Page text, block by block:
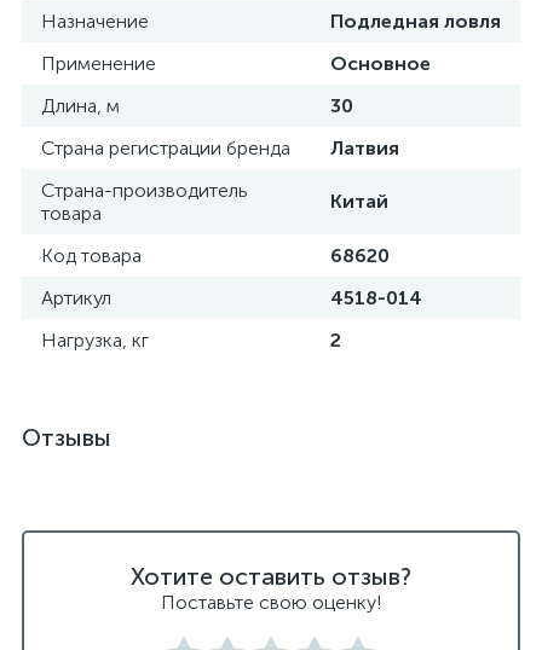
Назначение
Подледная ловля
Применение
Основное
Длина, м
30
Страна регистрации бренда
Латвия
Страна-производитель
товара
Китай
Код товара
68620
Артикул
4518-014
Нагрузка, кг
2
Отзывы
Хотите оставить отзыв?
Поставьте свою оценку!